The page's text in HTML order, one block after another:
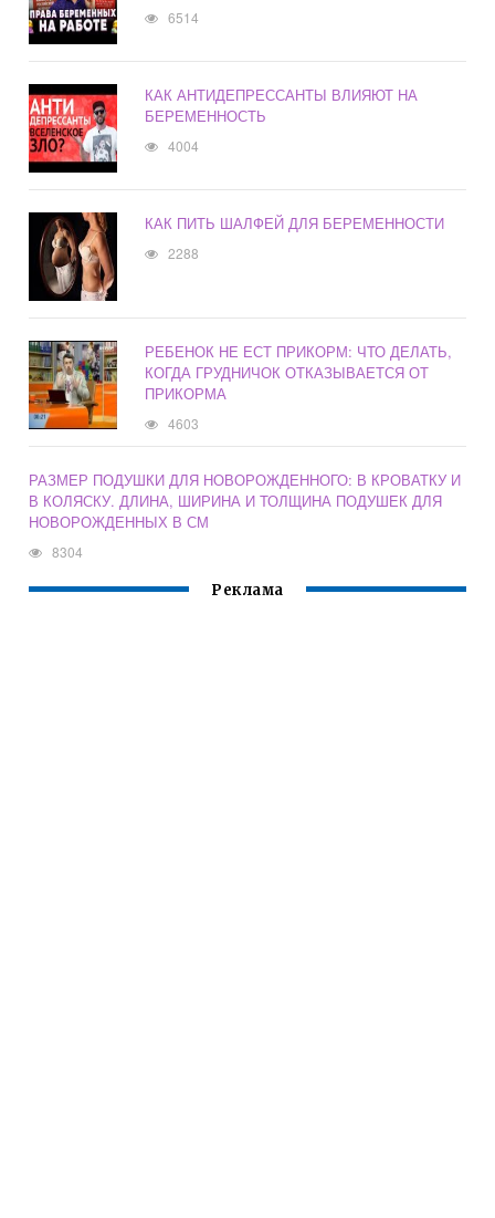
6514
КАК АНТИДЕПРЕССАНТЫ ВЛИЯЮТ НА
БЕРЕМЕННОСТЬ
4004
КАК ПИТЬ ШАЛФЕЙ ДЛЯ БЕРЕМЕННОСТИ
2288
РЕБЕНОК НЕ ЕСТ ПРИКОРМ: ЧТО ДЕЛАТЬ,
КОГДА ГРУДНИЧОК ОТКАЗЫВАЕТСЯ ОТ
ПРИКОРМА
4603
РАЗМЕР ПОДУШКИ ДЛЯ НОВОРОЖДЕННОГО: В КРОВАТКУ И
В КОЛЯСКУ. ДЛИНА, ШИРИНА И ТОЛЩИНА ПОДУШЕК ДЛЯ
НОВОРОЖДЕННЫХ В СМ
8304
Реклама